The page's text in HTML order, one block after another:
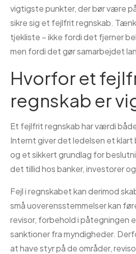
vigtigste punkter, der bør være på
sikre sig et fejlfrit regnskab.
tjekliste – ikke fordi det fjerner
men fordi det gør samarbejdet
Hvorfor et
regnskab er
Et fejlfrit regnskab har værdi
Internt giver det ledelsen et klart
og et sikkert grundlag for
det tillid hos banker, investorer
Fejl i regnskabet kan derimod
små uoverensstemmelser kan
revisor, forbehold i påtegningen
sanktioner fra myndigheder.
at have styr på de områder,